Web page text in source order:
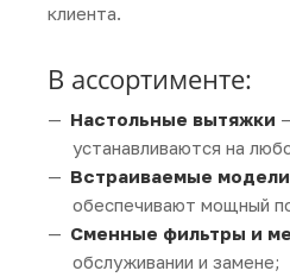
клиента.
В ассортименте:
Настольные вытяжки
устанавливаются на
Встраиваемые модели
обеспечивают мощный
Сменные фильтры и
обслуживании и замене;